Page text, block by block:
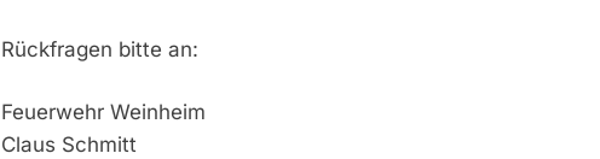
Rückfragen bitte an:
Feuerwehr Weinheim
Claus Schmitt